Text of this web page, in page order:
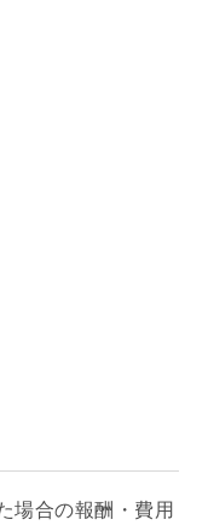
場合の報酬・費用